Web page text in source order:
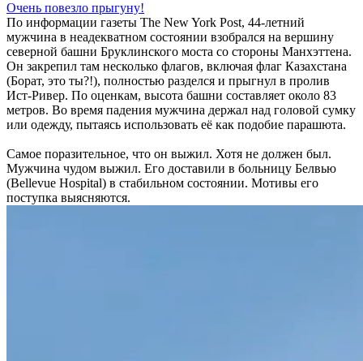
Очень повезло прыгуну!
По информации газеты The New York Post, 44-летний
мужчина в неадекватном состоянии взобрался на вершину
северной башни Бруклинского моста со стороны Манхэттена.
Он закрепил там несколько флагов, включая флаг Казахстана
(Борат, это ты?!), полностью разделся и прыгнул в пролив
Ист-Ривер. По оценкам, высота башни составляет около 83
метров. Во время падения мужчина держал над головой сумку
или одежду, пытаясь использовать её как подобие парашюта.
Самое поразительное, что он выжил. Хотя не должен был.
Мужчина чудом выжил. Его доставили в больницу Белвью
(Bellevue Hospital) в стабильном состоянии. Мотивы его
поступка выясняются.